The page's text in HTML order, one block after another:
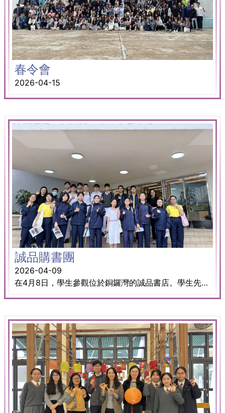
春令會
2026-04-15
誠品購書團
2026-04-09
在4月8日，學生參觀位於銅鑼灣的誠品書店。學生先聽書店職員簡介書店的佈置，然後在書店為圖書館選購圖書，亦為自己挑選喜歡的書籍，收獲甚豐。